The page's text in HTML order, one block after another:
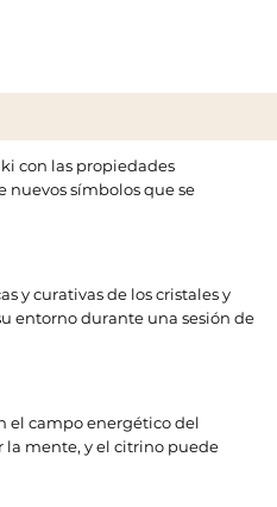
con las propiedades
nuevos símbolos que se
y curativas de los cristales y
entorno durante una sesión de
el campo energético del
mente, y el citrino puede